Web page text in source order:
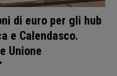
di euro per gli hub
e Calendasco.
Unione